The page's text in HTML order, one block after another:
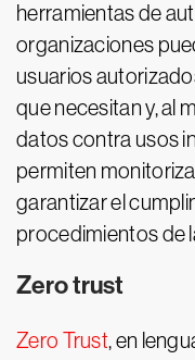
herramientas de
organizaciones
usuarios
que necesitan y, al
datos contra usos
permiten
garantizar el
procedimientos de
Zero trust
Zero Trust, en